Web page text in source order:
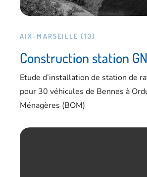
AIX-MARSEILLE (13)
Construction station
Etude d’installation de station de
pour 30 véhicules de Bennes à
Ménagères (BOM)